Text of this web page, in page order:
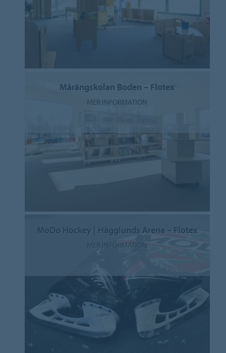
Mårängskolan Boden – Flotex
MER INFORMATION
MoDo Hockey | Hägglunds Arena – Flotex
MER INFORMATION